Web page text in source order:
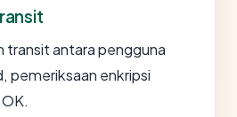
transit antara pengguna
pemeriksaan enkripsi